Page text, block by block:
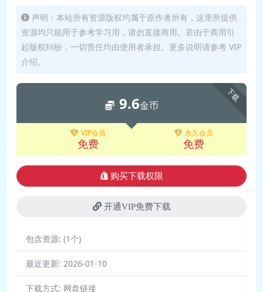
声明：本站所有资源版权均属于原作者所有，这里所提供
资源均只能用于参考学习用，请勿直接商用。若由于商用引
起版权纠纷，一切责任均由使用者承担。更多说明请参考 VIP
介绍。
下载
9.6金币
VIP会员
免费
永久会员
免费
购买下载权限
开通VIP免费下载
包含资源: (1个)
最近更新: 2026-01-10
下载方式: 网盘链接